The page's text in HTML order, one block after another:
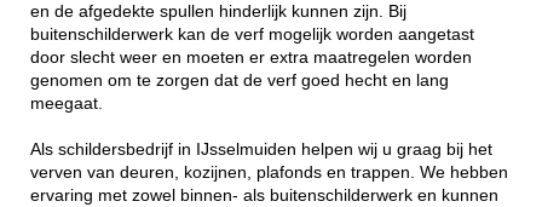
en de afgedekte spullen hinderlijk kunnen zijn. Bij
buitenschilderwerk kan de verf mogelijk worden aangetast
door slecht weer en moeten er extra maatregelen worden
genomen om te zorgen dat de verf goed hecht en lang
meegaat.
Als schildersbedrijf in IJsselmuiden helpen wij u graag bij het
verven van deuren, kozijnen, plafonds en trappen. We hebben
ervaring met zowel binnen- als buitenschilderwerk en kunnen